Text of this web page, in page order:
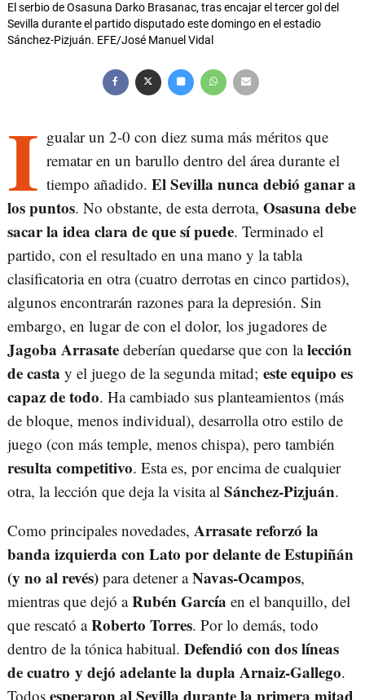
El serbio de Osasuna Darko Brasanac, tras encajar el tercer gol del
Sevilla durante el partido disputado este domingo en el estadio
Sánchez-Pizjuán. EFE/José Manuel Vidal
I gualar un 2-0 con diez suma más méritos que
rematar en un barullo dentro del área durante el
tiempo añadido. El Sevilla nunca debió ganar a
los puntos. No obstante, de esta derrota, Osasuna debe
sacar la idea clara de que sí puede. Terminado el
partido, con el resultado en una mano y la tabla
clasificatoria en otra (cuatro derrotas en cinco partidos),
algunos encontrarán razones para la depresión. Sin
embargo, en lugar de con el dolor, los jugadores de
Jagoba Arrasate deberían quedarse que con lalección
de casta y el juego de la segunda mitad; este equipo es
capaz de todo. Ha cambiado sus planteamientos (más
de bloque, menos individual), desarrolla otro estilo de
juego (con más temple, menos chispa), pero también
resulta competitivo. Esta es, por encima de cualquier
otra, la lección que deja la visita al Sánchez-Pizjuán.
Como principales novedades, Arrasate reforzó la
banda izquierda con Lato por delante de Estupiñán
(y no al revés) para detener aNavas-Ocampos,
mientras que dejó aRubén García en el banquillo, del
que rescató aRoberto Torres. Por lo demás, todo
dentro de la tónica habitual. Defendió con dos líneas
de cuatro y dejó adelante la dupla Arnaiz-Gallego.
Todos